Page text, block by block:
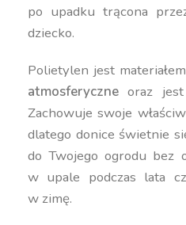
po upadku trącona
dziecko.
Polietylen jest materiałem
atmosferyczne oraz
Zachowuje swoje
dlatego donice świetnie
do Twojego ogrodu bez
w upale podczas lata
w zimę.